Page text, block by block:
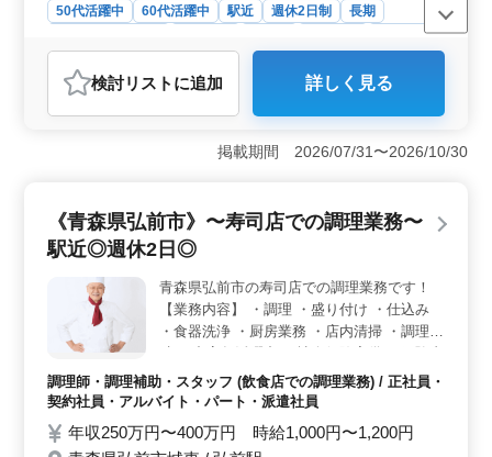
50代活躍中 60代活躍中 駅近 週休2日制
長期
派遣社員
おすすめポイント
＜経験豊富なスタッフを歓迎＞ 調理師資格を持つ方や
和食調理経験のある方には優遇があります。キッチン業
務全般に加え、寿司のカウンター業務も担当可能で、自
週休二日制のシフト勤務で、プライベートとの両立がし
やすい環境です。残業が月20時間程度と少なめで、働き
60代のスタッフが活躍しており、豊富な経験を持つ方が
新たに加入してもすぐに馴染める環境です。調理経験が1
年以上ある方には最適な職場で、培ったスキルを次世代
に伝えるチャンスがあります。
検討リスト に追加 詳しく見る
掲載期間 2026/07/31〜2026/10/30
《青森県弘前市》〜寿司店での調理業務〜
駅近◎週休2日◎
青森県弘前市の寿司店での調理業務です！
【業務内容】 ・調理 ・盛り付け ・仕込み
・食器洗浄 ・厨房業務 ・店内清掃 ・調理補
優遇 ＊車通勤OK ＊駅近 ＊週休2日 今まで
培ってきた経験を若手に教えていきません
はお気軽にお問い合わせください。
調理師・調理補助・スタッフ (飲食店での調理業務) / 正社員・
契約社員・アルバイト・パート・派遣社員
年収250万円〜400万円 時給1,000円〜1,200円